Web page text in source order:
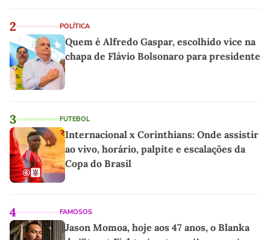
2 POLÍTICA
Quem é Alfredo Gaspar, escolhido vice na
chapa de Flávio Bolsonaro para presidente
3 FUTEBOL
Internacional x Corinthians: Onde assistir
ao vivo, horário, palpite e escalações da
Copa do Brasil
4 FAMOSOS
Jason Momoa, hoje aos 47 anos, o Blanka